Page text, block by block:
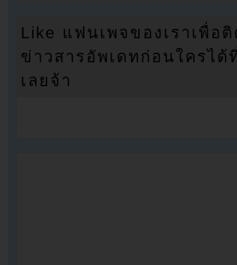
Like แฟนเพจของเราเพื่อ
ข่าวสารอัพเดทก่อนใครได้
เลยจ้า